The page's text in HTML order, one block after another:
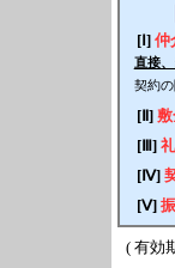
[Ⅰ] 仲
直接
契約の
[Ⅱ]
[Ⅲ]
[Ⅳ]
[Ⅴ]
( 有効